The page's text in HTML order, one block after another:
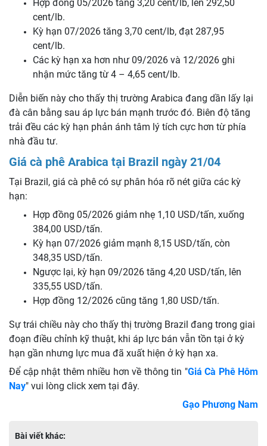
Hợp đồng 05/2026 tăng 3,20 cent/lb, lên 292,50
cent/lb.
Kỳ hạn 07/2026 tăng 3,70 cent/lb, đạt 287,95
cent/lb.
Các kỳ hạn xa hơn như 09/2026 và 12/2026 ghi
nhận mức tăng từ 4 – 4,65 cent/lb.
Diễn biến này cho thấy thị trường Arabica đang dần lấy lại
đà cân bằng sau áp lực bán mạnh trước đó. Biên độ tăng
trải đều các kỳ hạn phản ánh tâm lý tích cực hơn từ phía
nhà đầu tư.
Giá cà phê Arabica tại Brazil ngày 21/04
Tại Brazil, giá cà phê có sự phân hóa rõ nét giữa các kỳ
hạn:
Hợp đồng 05/2026 giảm nhẹ 1,10 USD/tấn, xuống
384,00 USD/tấn.
Kỳ hạn 07/2026 giảm mạnh 8,15 USD/tấn, còn
348,35 USD/tấn.
Ngược lại, kỳ hạn 09/2026 tăng 4,20 USD/tấn, lên
335,55 USD/tấn.
Hợp đồng 12/2026 cũng tăng 1,80 USD/tấn.
Sự trái chiều này cho thấy thị trường Brazil đang trong giai
đoạn điều chỉnh kỹ thuật, khi áp lực bán vẫn tồn tại ở kỳ
hạn gần nhưng lực mua đã xuất hiện ở kỳ hạn xa.
Để cập nhật thêm nhiều hơn về thông tin "Giá Cà Phê Hôm
Nay" vui lòng click xem tại đây.
Gạo Phương Nam
Bài viết khác: